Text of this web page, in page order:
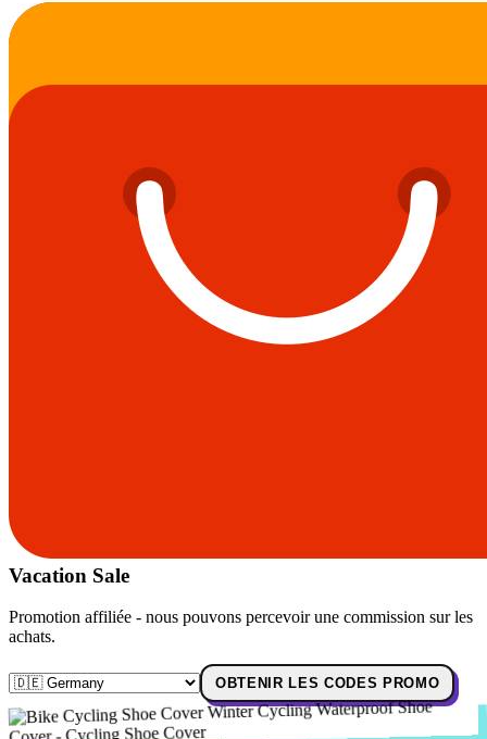
Vacation Sale
Promotion affiliée - nous pouvons percevoir une commission sur les
achats.
OBTENIR LES CODES PROMO